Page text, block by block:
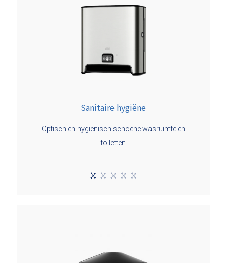
Sanitaire hygiëne
Optisch en hygiënisch schoene wasruimte en
toiletten